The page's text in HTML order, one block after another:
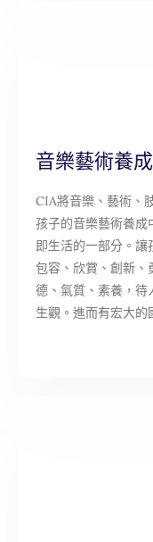
音樂藝術養成
CIA將音樂、藝術、
孩子的音樂藝術養成
即生活的一部分。
包容、欣賞、創新、
德、氣質、素養，待
生觀。進而有宏大的